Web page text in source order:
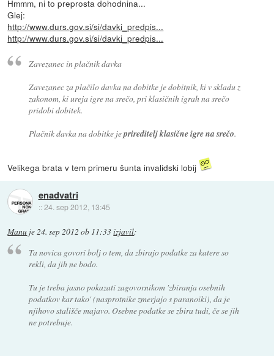
Hmmm, ni to preprosta dohodnina...
Glej:
http://www.durs.gov.si/si/davki_predpis...
http://www.durs.gov.si/si/davki_predpis...
Zavezanec in plačnik davka
Zavezanec za plačilo davka na dobitke je dobitnik, ki v skladu z
zakonom, ki ureja igre na srečo, pri klasičnih igrah na srečo
pridobi dobitek.
Plačnik davka na dobitke jeprireditelj klasične igre na srečo.
Velikega brata v tem primeru šunta invalidski lobij
enadvatri
::24. sep 2012, 13:45
Manu je24. sep 2012 ob 11:33izjavil:
Ta novica govori bolj o tem, da zbirajo podatke za katere so
rekli, da jih ne bodo.
Tu je treba jasno pokazati zagovornikom 'zbiranja osebnih
podatkov kar tako' (nasprotnike zmerjajo s paranoiki), da je
njihovo stališče majavo. Osebne podatke se zbira tudi, če se jih
ne potrebuje.